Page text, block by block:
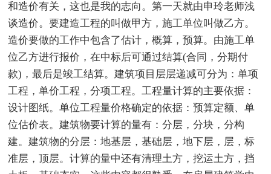
和造价有关，这也是我的志向。第一天就由申玲老师浅
谈造价。要建造工程的叫做甲方，施工单位叫做乙方。
造价要做的工作中包含了估计，概算，预算。由施工单
位乙方进行报价，在中标后可通过结算(合同，分期付
款)，最后是竣工结算。建筑项目层层递减可分为：单项
工程，单价工程，分项工程。工程量计算的主要依据：
设计图纸。单位工程量价格确定的依据：预算定额、单
位估价表。建筑物要计算的量有：分层，分块，分构
建。建筑物的分层：地基层，基础层，地下层，层，标
准层，顶层。计算的量中还有清理土方，挖运土方，挡